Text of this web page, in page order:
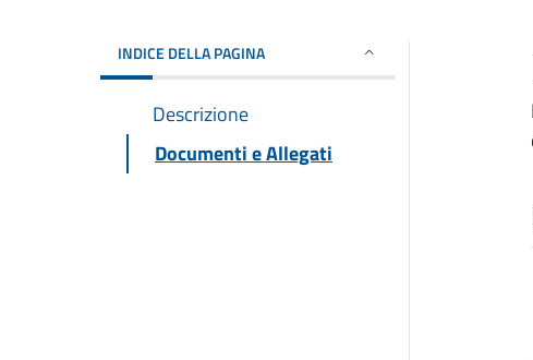
INDICE DELLA PAGINA
Descrizione
Documenti e Allegati